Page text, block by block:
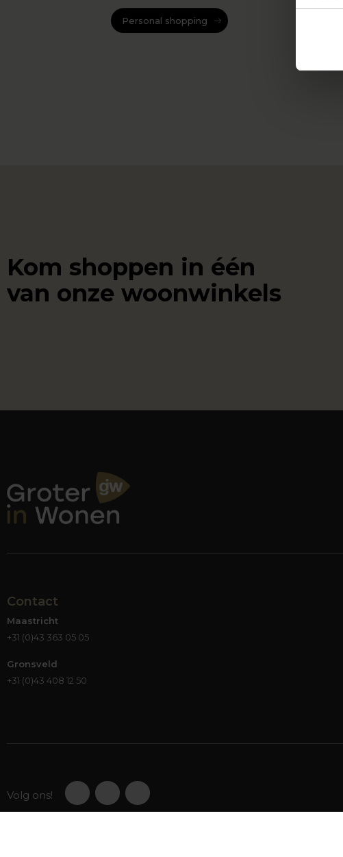
van
Personal shopping
Kom shoppen in één
van onze woonwinkels
Contact
Maastricht
+31 (0)43 363 05 05
Gronsveld
+31 (0)43 408 12 50
Volg ons!